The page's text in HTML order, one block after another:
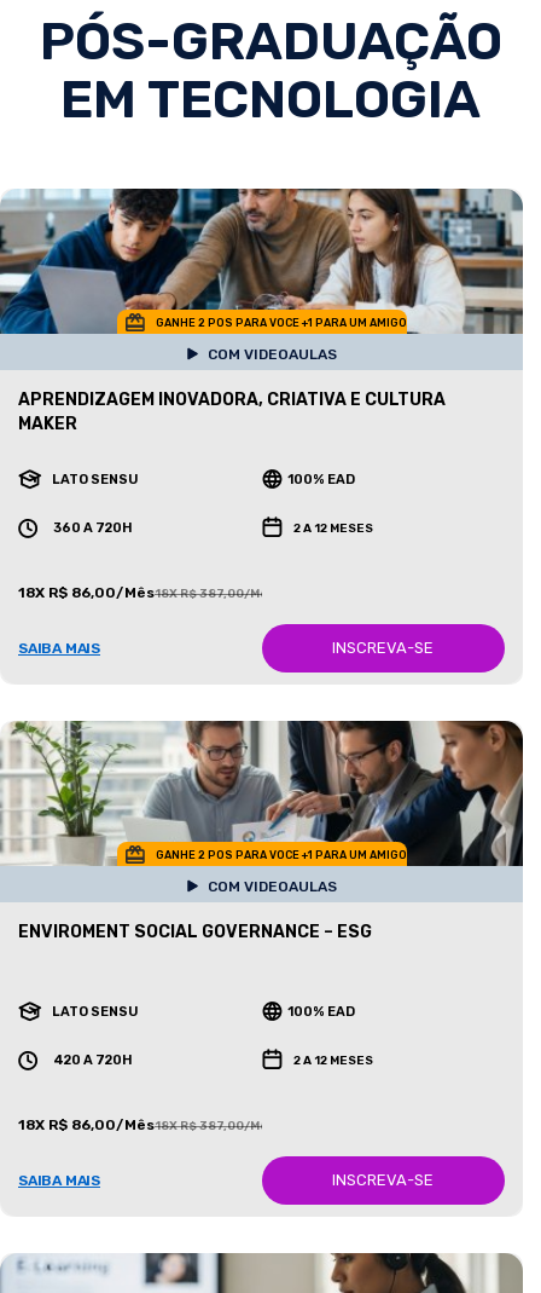
PÓS-GRADUAÇÃO
EM TECNOLOGIA
GANHE 2 POS PARA VOCE +1 PARA UM AMIGO
COM VIDEOAULAS
APRENDIZAGEM INOVADORA, CRIATIVA E CULTURA
MAKER
LATO SENSU 100% EAD
360 A 720H 2 A 12 MESES
18X R$ 86,00/Mês18X R$ 387,00/Mês
SAIBA MAIS INSCREVA-SE
GANHE 2 POS PARA VOCE +1 PARA UM AMIGO
COM VIDEOAULAS
ENVIROMENT SOCIAL GOVERNANCE – ESG
LATO SENSU 100% EAD
420 A 720H 2 A 12 MESES
18X R$ 86,00/Mês18X R$ 387,00/Mês
SAIBA MAIS INSCREVA-SE